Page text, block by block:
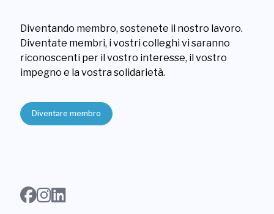
Diventando membro, sostenete il nostro lavoro.
Diventate membri, i vostri colleghi vi saranno
riconoscenti per il vostro interesse, il vostro
impegno e la vostra solidarietà.
Diventare membro